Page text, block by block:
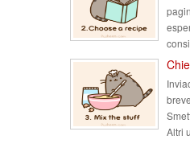
Altri